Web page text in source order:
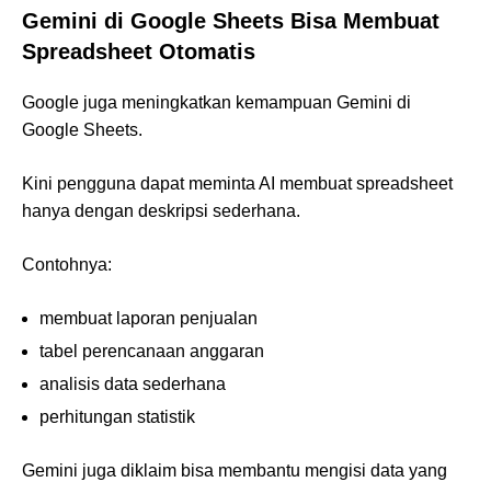
Gemini di Google Sheets Bisa Membuat
Spreadsheet Otomatis
Google juga meningkatkan kemampuan Gemini di
Google Sheets.
Kini pengguna dapat meminta AI membuat spreadsheet
hanya dengan deskripsi sederhana.
Contohnya:
membuat laporan penjualan
tabel perencanaan anggaran
analisis data sederhana
perhitungan statistik
Gemini juga diklaim bisa membantu mengisi data yang